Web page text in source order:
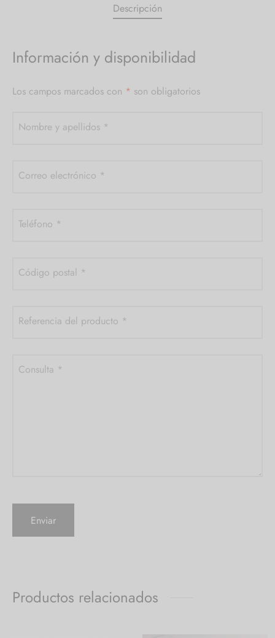
Descripción
Información y disponibilidad
Los campos marcados con * son obligatorios
Nombre y apellidos *
Correo electrónico *
Teléfono *
Código postal *
Referencia del producto *
Consulta *
Productos relacionados